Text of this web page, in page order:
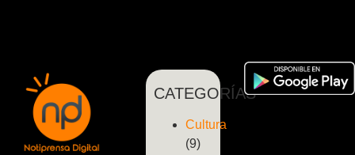
CATEGORÍAS
Cultura
(9)